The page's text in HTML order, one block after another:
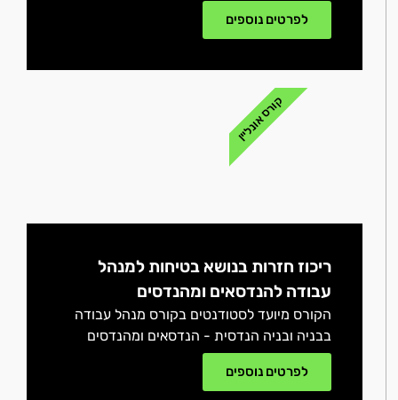
לפרטים נוספים
ריכוז חזרות בנושא בטיחות למנהל
עבודה להנדסאים ומהנדסים
הקורס מיועד לסטודנטים בקורס מנהל עבודה
בבניה ובניה הנדסית - הנדסאים ומהנדסים
לפרטים נוספים
קורס אונליין